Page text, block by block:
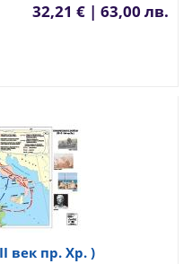
32,21 € | 63,00 лв.
век пр. Хр. )